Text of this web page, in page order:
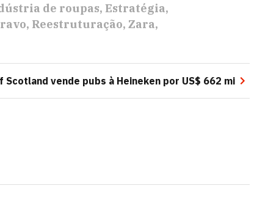
de roupas Estratégia
Reestruturação Zara
Scotland vende pubs à Heineken por US$ 662 mi